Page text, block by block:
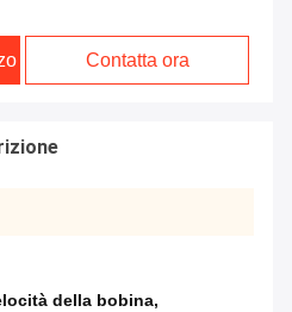
Contatta ora
della bobina,